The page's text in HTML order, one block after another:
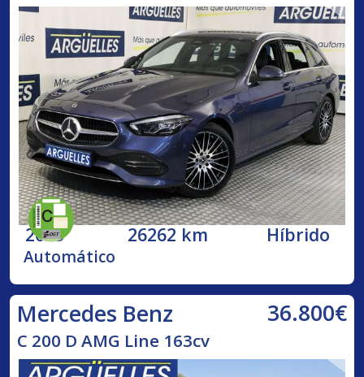
2023 26262 km Híbrido
Automático
Mercedes Benz 36.800€
C 200 D AMG Line 163cv